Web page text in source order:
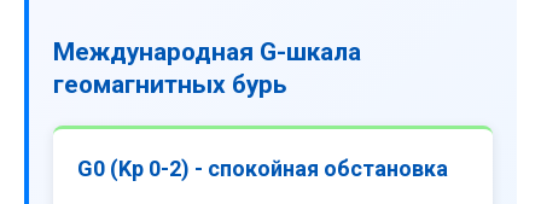
Международная G-шкала
геомагнитных бурь
G0 (Kp 0-2) - спокойная обстановка